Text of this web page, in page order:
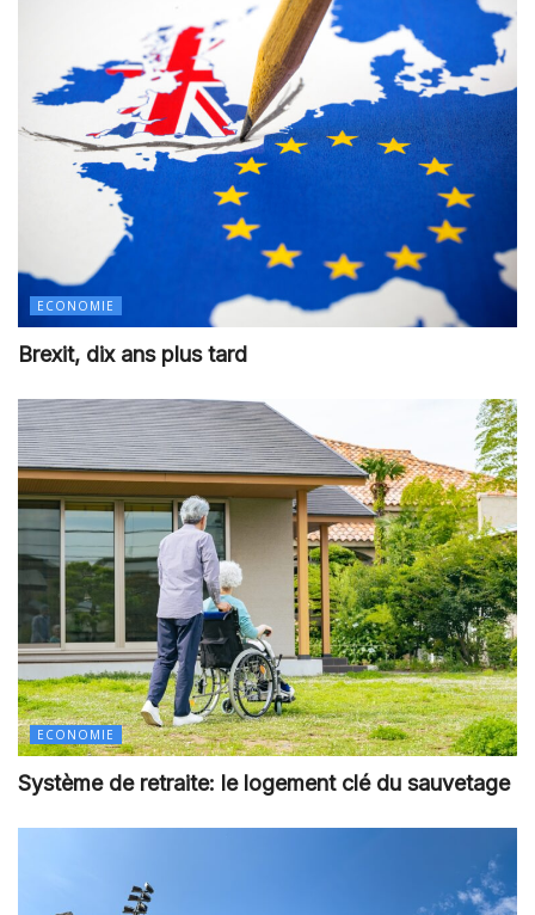
ECONOMIE
Brexit, dix ans plus tard
ECONOMIE
Système de retraite: le logement clé du sauvetage